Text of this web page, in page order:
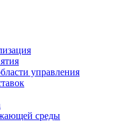
управления
среды